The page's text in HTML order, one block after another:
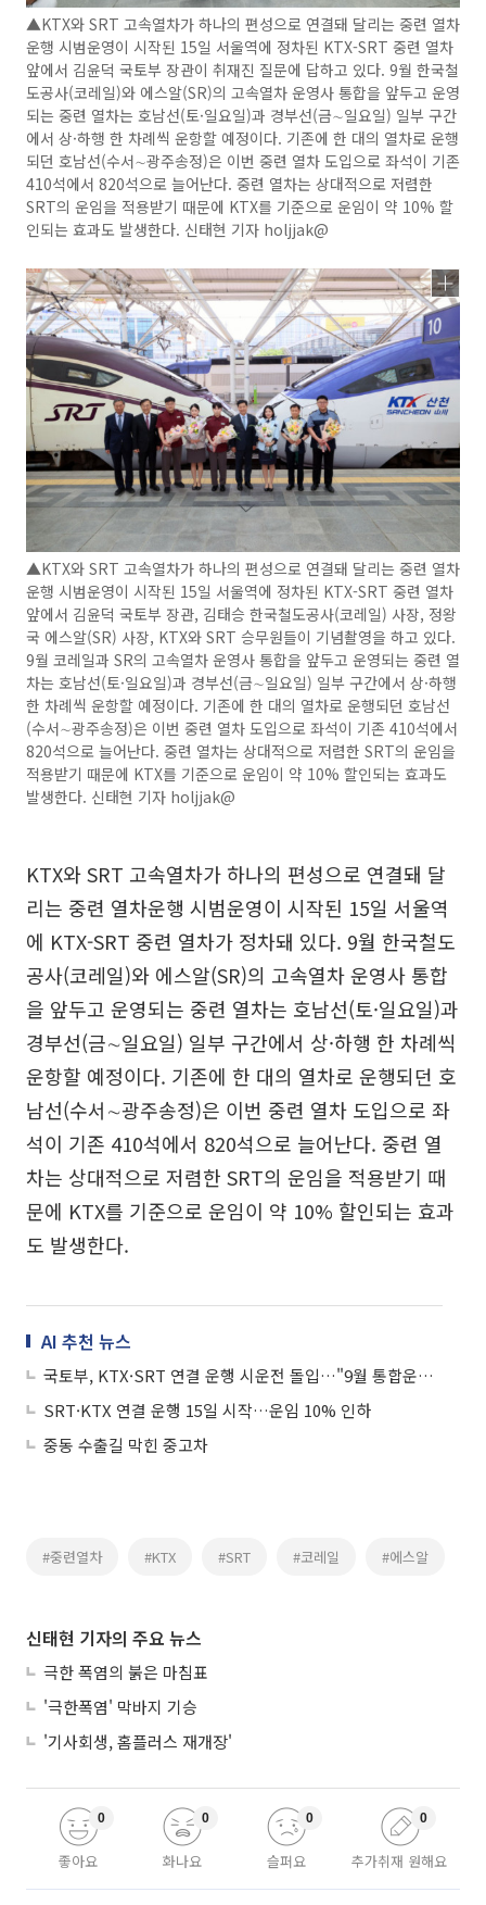
▲KTX와 SRT 고속열차가 하나의 편성으로 연결돼 달리는 중련 열차
운행 시범운영이 시작된 15일 서울역에 정차된 KTX-SRT 중련 열차
앞에서 김윤덕 국토부 장관이 취재진 질문에 답하고 있다. 9월 한국철
도공사(코레일)와 에스알(SR)의 고속열차 운영사 통합을 앞두고 운영
되는 중련 열차는 호남선(토·일요일)과 경부선(금∼일요일) 일부 구간
에서 상·하행 한 차례씩 운항할 예정이다. 기존에 한 대의 열차로 운행
되던 호남선(수서∼광주송정)은 이번 중련 열차 도입으로 좌석이 기존
410석에서 820석으로 늘어난다. 중련 열차는 상대적으로 저렴한
SRT의 운임을 적용받기 때문에 KTX를 기준으로 운임이 약 10% 할
인되는 효과도 발생한다. 신태현 기자 holjjak@
▲KTX와 SRT 고속열차가 하나의 편성으로 연결돼 달리는 중련 열차
운행 시범운영이 시작된 15일 서울역에 정차된 KTX-SRT 중련 열차
앞에서 김윤덕 국토부 장관, 김태승 한국철도공사(코레일) 사장, 정왕
국 에스알(SR) 사장, KTX와 SRT 승무원들이 기념촬영을 하고 있다.
9월 코레일과 SR의 고속열차 운영사 통합을 앞두고 운영되는 중련 열
차는 호남선(토·일요일)과 경부선(금∼일요일) 일부 구간에서 상·하행
한 차례씩 운항할 예정이다. 기존에 한 대의 열차로 운행되던 호남선
(수서∼광주송정)은 이번 중련 열차 도입으로 좌석이 기존 410석에서
820석으로 늘어난다. 중련 열차는 상대적으로 저렴한 SRT의 운임을
적용받기 때문에 KTX를 기준으로 운임이 약 10% 할인되는 효과도
발생한다. 신태현 기자 holjjak@
KTX와 SRT 고속열차가 하나의 편성으로 연결돼 달
리는 중련 열차운행 시범운영이 시작된 15일 서울역
에 KTX-SRT 중련 열차가 정차돼 있다. 9월 한국철도
공사(코레일)와 에스알(SR)의 고속열차 운영사 통합
을 앞두고 운영되는 중련 열차는 호남선(토·일요일)과
경부선(금∼일요일) 일부 구간에서 상·하행 한 차례씩
운항할 예정이다. 기존에 한 대의 열차로 운행되던 호
남선(수서∼광주송정)은 이번 중련 열차 도입으로 좌
석이 기존 410석에서 820석으로 늘어난다. 중련 열
차는 상대적으로 저렴한 SRT의 운임을 적용받기 때
문에 KTX를 기준으로 운임이 약 10% 할인되는 효과
도 발생한다.
AI 추천 뉴스
국토부, KTX·SRT 연결 운행 시운전 돌입…"9월 통합운행 목표"
SRT·KTX 연결 운행 15일 시작…운임 10% 인하
중동 수출길 막힌 중고차
#중련열차 #KTX #SRT #코레일 #에스알
신태현 기자의 주요 뉴스
극한 폭염의 붉은 마침표
'극한폭염' 막바지 기승
'기사회생, 홈플러스 재개장'
좋아요
0
화나요
0
슬퍼요
0
추가취재 원해요
0